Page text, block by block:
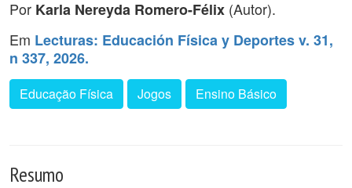
Por Karla Nereyda Romero-Félix (Autor).
Em Lecturas: Educación Física y Deportes v. 31,
n 337, 2026.
Educação Física Jogos Ensino Básico
Resumo